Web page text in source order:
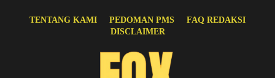
TENTANG KAMI PEDOMAN PMS
FAQ REDAKSI
DISCLAIMER